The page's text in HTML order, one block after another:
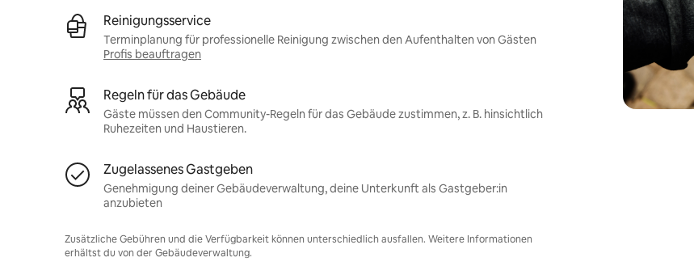
Reinigungsservice
Terminplanung für professionelle Reinigung zwischen den Aufenthalten von Gästen
Profis beauftragen
Regeln für das Gebäude
Gäste müssen den Community-Regeln für das Gebäude zustimmen, z. B. hinsichtlich
Ruhezeiten und Haustieren.
Zugelassenes Gastgeben
Genehmigung deiner Gebäudeverwaltung, deine Unterkunft als Gastgeber:in
anzubieten
Zusätzliche Gebühren und die Verfügbarkeit können unterschiedlich ausfallen. Weitere Informationen
erhältst du von der Gebäudeverwaltung.